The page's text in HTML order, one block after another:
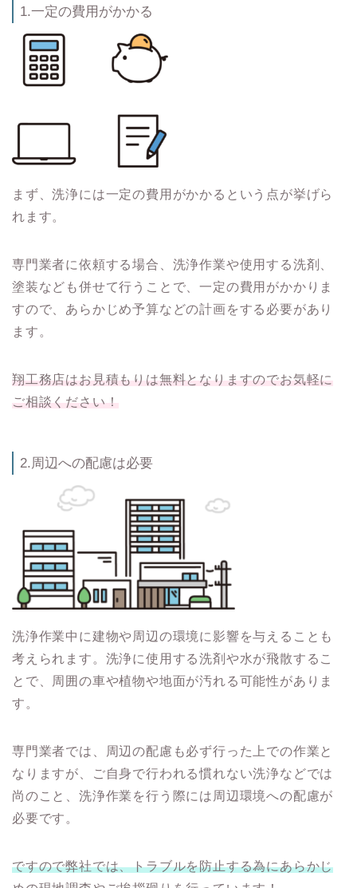
1.一定の費用がかかる
まず、洗浄には一定の費用がかかるという点が挙げら
れます。
専門業者に依頼する場合、洗浄作業や使用する洗剤、
塗装なども併せて行うことで、一定の費用がかかりま
すので、あらかじめ予算などの計画をする必要があり
ます。
翔工務店はお見積もりは無料となりますのでお気軽に
ご相談ください！
2.周辺への配慮は必要
洗浄作業中に建物や周辺の環境に影響を与えることも
考えられます。洗浄に使用する洗剤や水が飛散するこ
とで、周囲の車や植物や地面が汚れる可能性がありま
す。
専門業者では、周辺の配慮も必ず行った上での作業と
なりますが、ご自身で行われる慣れない洗浄などでは
尚のこと、洗浄作業を行う際には周辺環境への配慮が
必要です。
ですので弊社では、トラブルを防止する為にあらかじ